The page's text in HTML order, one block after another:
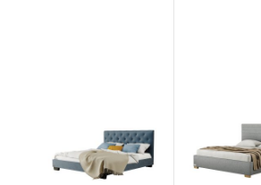
od 696,00€
689,00€